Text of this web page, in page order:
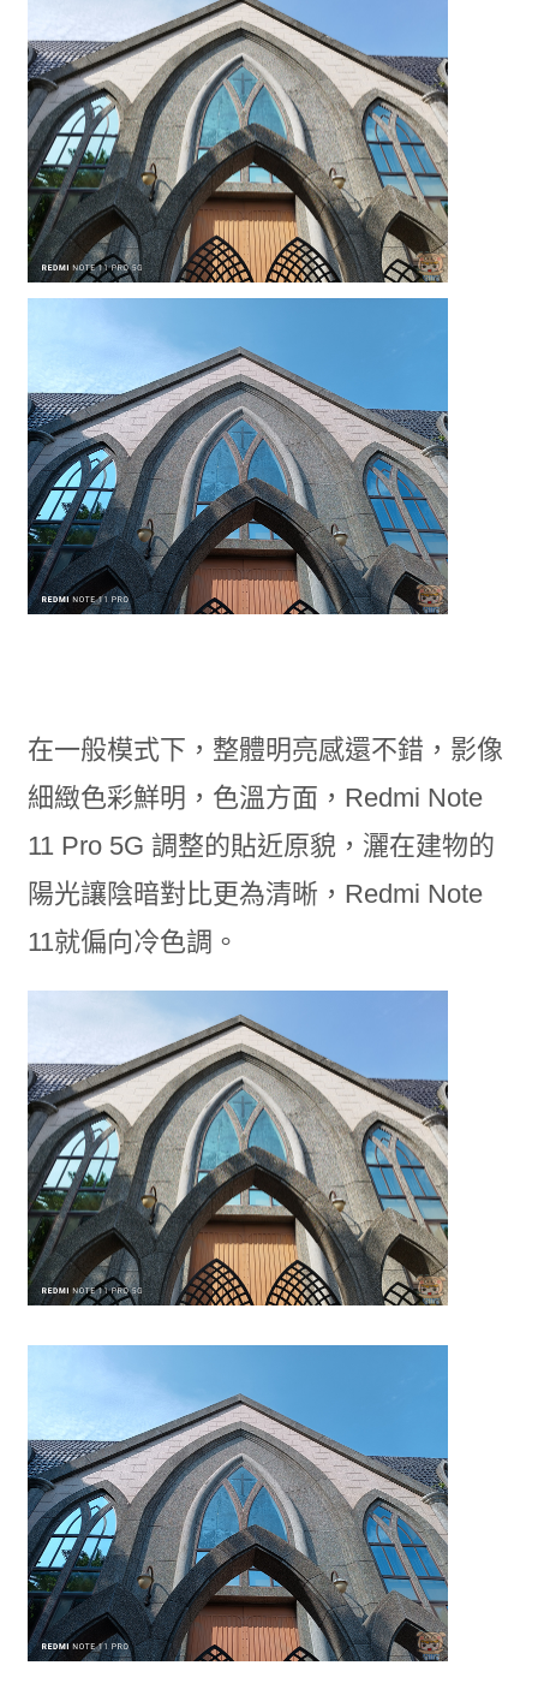
在一般模式下，整體明亮感還不錯，影像
細緻色彩鮮明，色溫方面，Redmi Note
11 Pro 5G 調整的貼近原貌，灑在建物的
陽光讓陰暗對比更為清晰，Redmi Note
11就偏向冷色調。